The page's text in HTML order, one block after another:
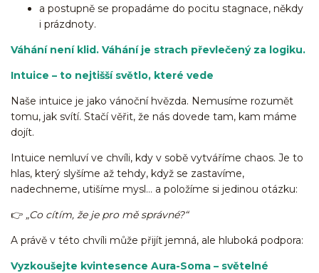
a postupně se propadáme do pocitu stagnace, někdy
i prázdnoty.
Váhání není klid. Váhání je strach převlečený za logiku.
Intuice – to nejtišší světlo, které vede
Naše intuice je jako vánoční hvězda. Nemusíme rozumět
tomu, jak svítí. Stačí věřit, že nás dovede tam, kam máme
dojít.
Intuice nemluví ve chvíli, kdy v sobě vytváříme chaos. Je to
hlas, který slyšíme až tehdy, když se zastavíme,
nadechneme, utišíme mysl… a položíme si jedinou otázku:
👉 „Co cítím, že je pro mě správné?“
A právě v této chvíli může přijít jemná, ale hluboká podpora:
Vyzkoušejte kvintesence Aura-Soma – světelné